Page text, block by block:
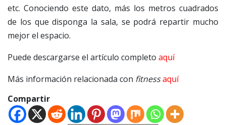
etc. Conociendo este dato, más los metros cuadrados
de los que disponga la sala, se podrá repartir mucho
mejor el espacio.
Puede descargarse el artículo completo aquí
Más información relacionada con fitnessaquí
Compartir